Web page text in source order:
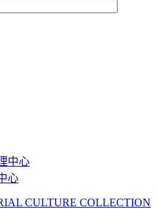
心
CULTURE COLLECTION